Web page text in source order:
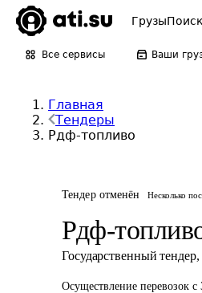
Грузы
Все сервисы Ваши
Главная
Тендеры
Рдф-топливо
Тендер отменён Несколько
Рдф-
Государственный тендер,
Осуществление перевозок с